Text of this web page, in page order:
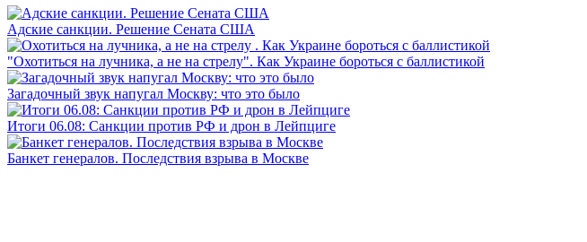
Адские санкции. Решение Сената США
"Охотиться на лучника, а не на стрелу". Как Украине бороться с баллистикой
Загадочный звук напугал Москву: что это было
Итоги 06.08: Санкции против РФ и дрон в Лейпциге
Банкет генералов. Последствия взрыва в Москве